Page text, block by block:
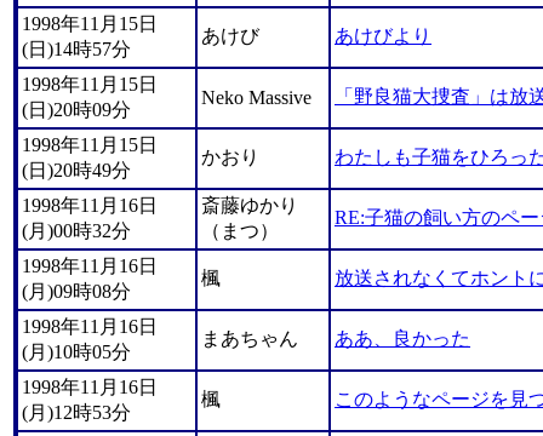
1998年11月15日
(日)14時57分
あけび あけびより
1998年11月15日
(日)20時09分
Neko Massive 「野良猫大捜査」は放
1998年11月15日
(日)20時49分
かおり わたしも子猫をひろっ
1998年11月16日
(月)00時32分
斎藤ゆかり
（まつ）
RE:子猫の飼い方のペー
1998年11月16日
(月)09時08分
楓 放送されなくてホント
1998年11月16日
(月)10時05分
まあちゃん ああ、良かった
1998年11月16日
(月)12時53分
楓 このようなページを見